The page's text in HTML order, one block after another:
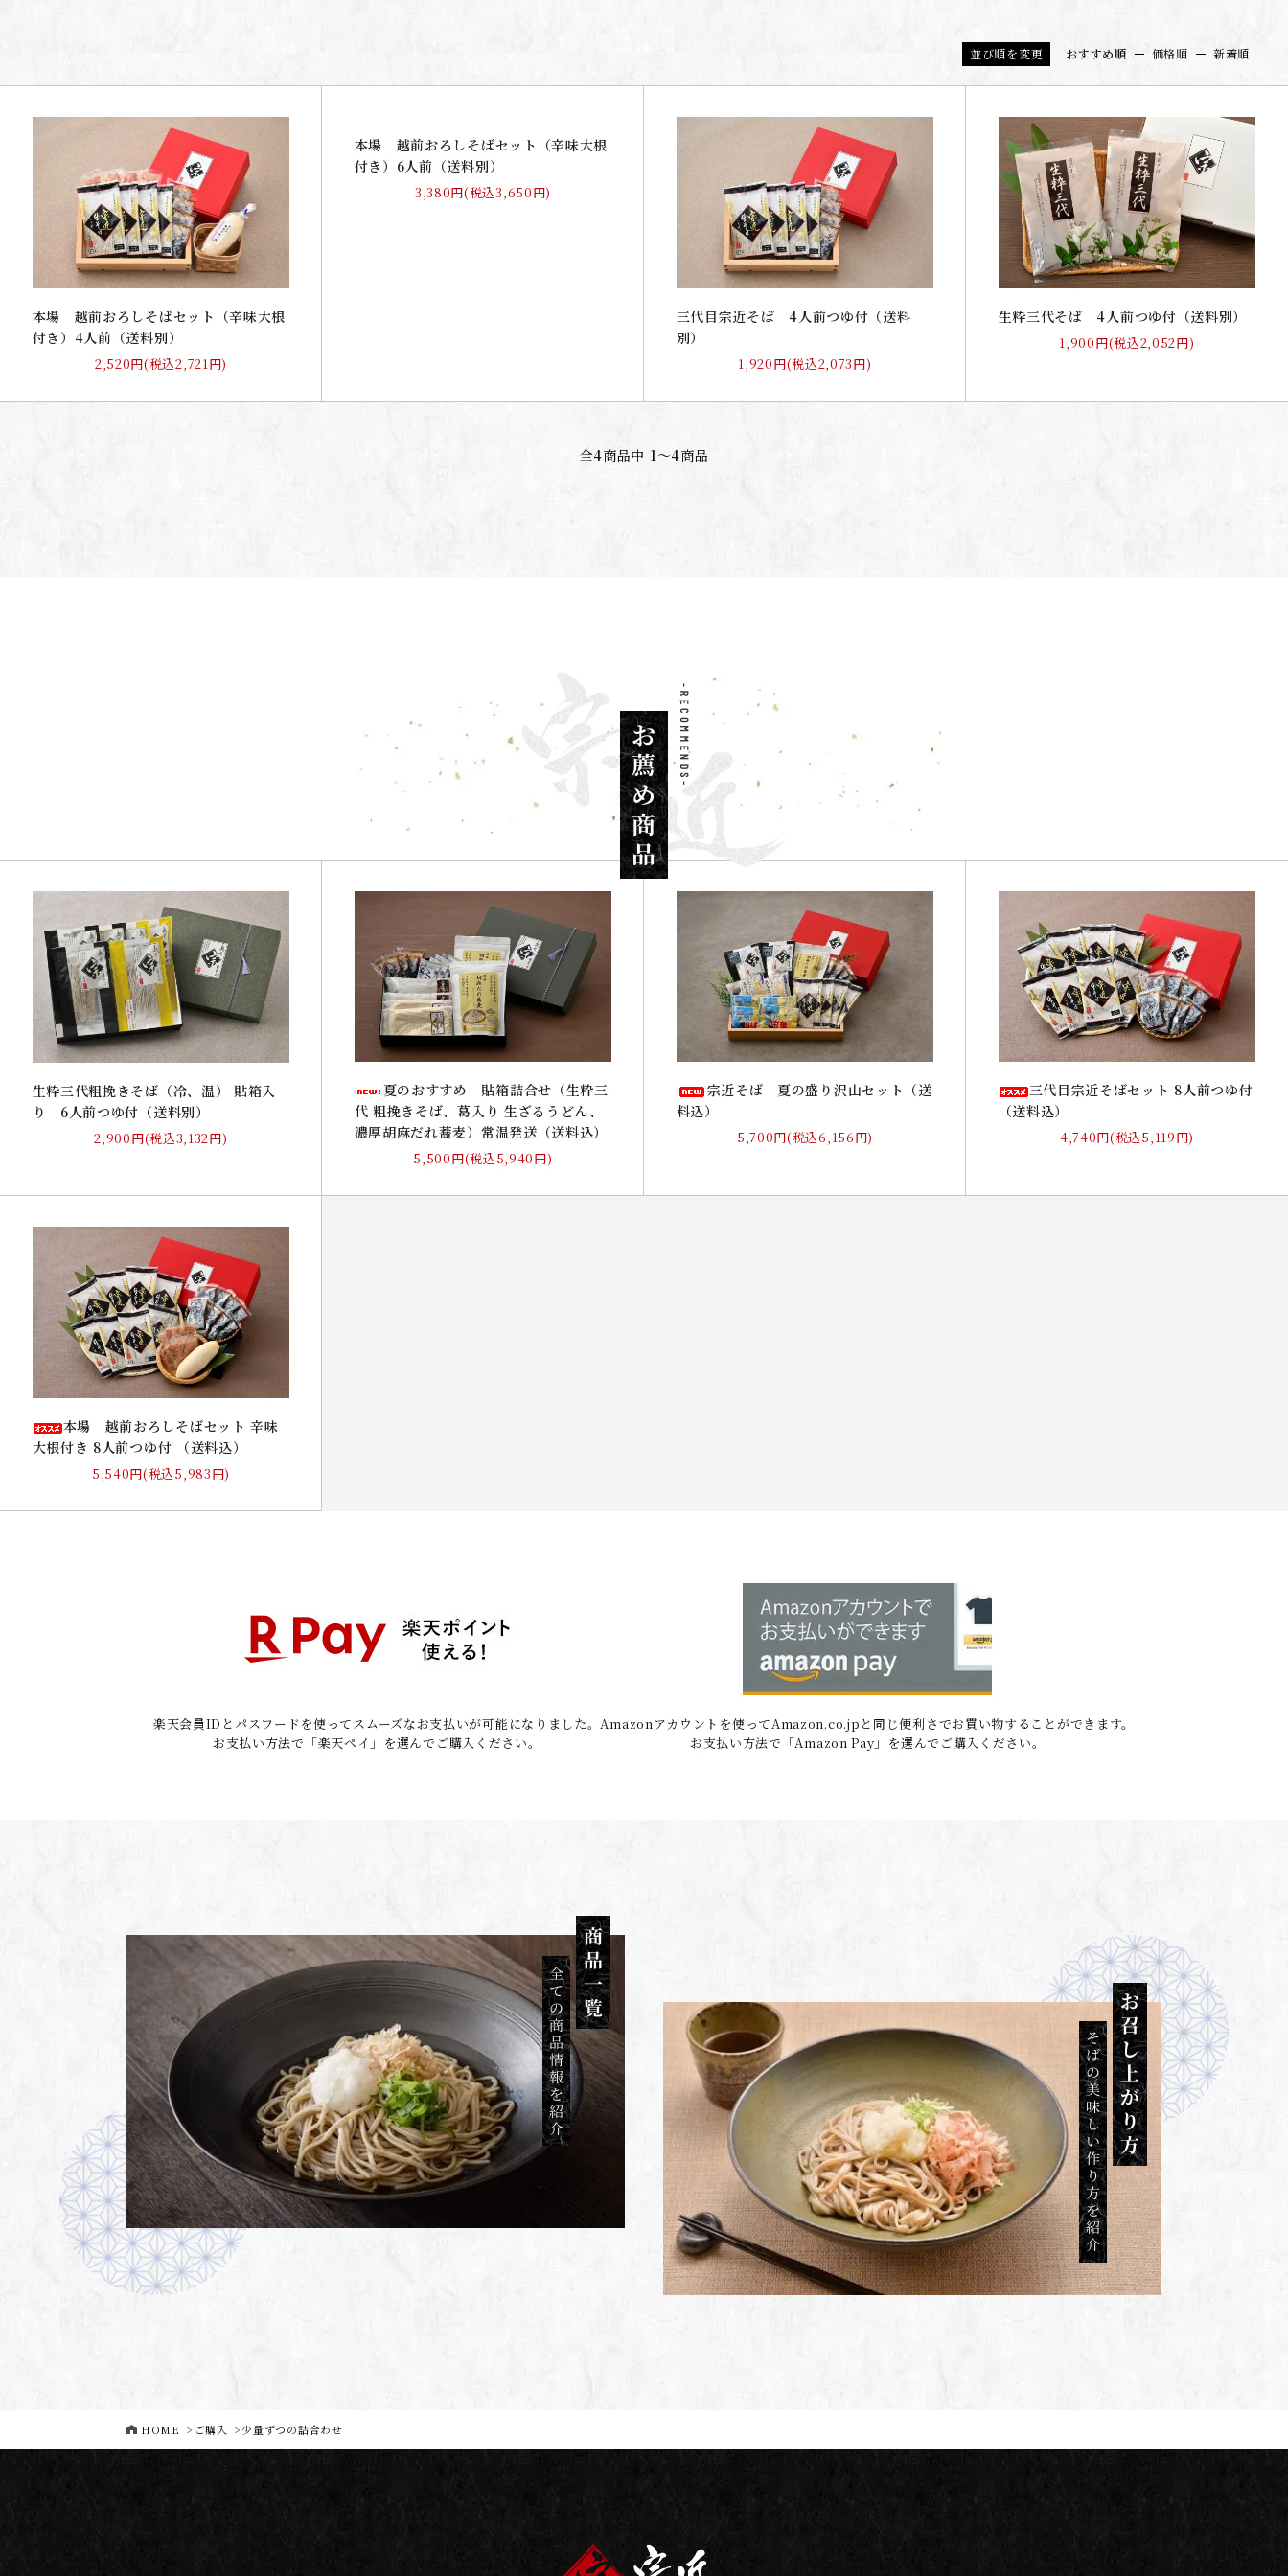
並び順を変更 おすすめ順 価格順 新着順
本場 越前おろしそばセット（辛味大根
付き）4人前（送料別）
2,520円(税込2,721円)
本場 越前おろしそばセット（辛味大根
付き）6人前（送料別）
3,380円(税込3,650円)
三代目宗近そば 4人前つゆ付（送料
別）
1,920円(税込2,073円)
生粋三代そば 4人前つゆ付（送料別）
1,900円(税込2,052円)
全4商品中 1〜4商品
生粋三代粗挽きそば（冷、温） 貼箱入
り 6人前つゆ付（送料別）
2,900円(税込3,132円)
夏のおすすめ 貼箱詰合せ（生粋三
代 粗挽きそば、葛入り 生ざるうどん、
濃厚胡麻だれ蕎麦）常温発送（送料込）
5,500円(税込5,940円)
宗近そば 夏の盛り沢山セット（送
料込）
5,700円(税込6,156円)
三代目宗近そばセット 8人前つゆ付
（送料込）
4,740円(税込5,119円)
本場 越前おろしそばセット 辛味
大根付き 8人前つゆ付 （送料込）
5,540円(税込5,983円)
楽天会員IDとパスワードを使ってスムーズなお支払いが可能になりました。
お支払い方法で「楽天ペイ」を選んでご購入ください。
Amazonアカウントを使ってAmazon.co.jpと同じ便利さでお買い物することができます。
お支払い方法で「Amazon Pay」を選んでご購入ください。
HOME > ご購入 >少量ずつの詰合わせ